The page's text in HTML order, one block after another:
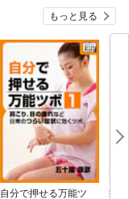
もっと見る
自分で押せる万能ツ
症